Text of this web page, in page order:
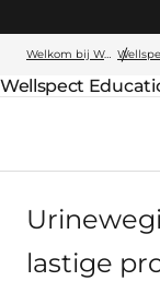
Welkom bij Wellspect
Bovenliggende
Wellspect
lastige